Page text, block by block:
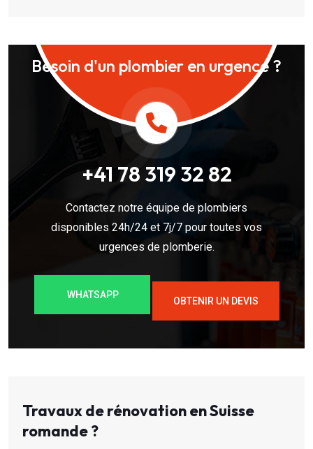
Besoin d'un plombier en urgence ?
+41 78 319 32 82
Contactez notre équipe de plombiers
disponibles 24h/24 et 7j/7 pour toutes vos
urgences de plomberie.
WHATSAPP
OBTENIR UN DEVIS
Travaux de rénovation en Suisse
romande ?